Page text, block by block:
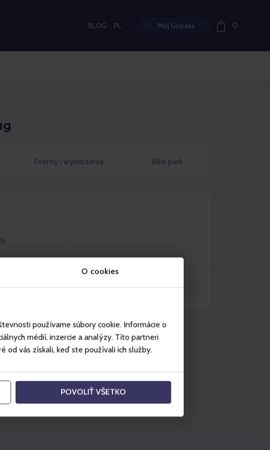
O cookies
používame súbory cookie. Informácie o
médií, inzercie a analýzy. Títo partneri
od vás získali, keď ste používali ich služby.
POVOLIŤ VŠETKO
BLOG Aktualny język:
PL Mój Gopass 0
Eventy i wydarzenia Bike park
Włóż do koszyka
Wykorzystanie w miejscach
Szczyrk